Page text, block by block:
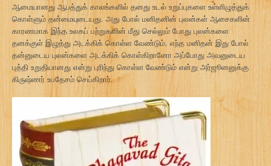
ஆமையானது ஆபத்துக் காலங்களில் தனது உடல் உறுப்புகளை உள்ளிழுத்துக்
கொள்ளும் தன்மையுடையது. அது போல் மனிதனின் புலன்கள் ஆசைகளின்
காரணமாக இந்த உலகப் பற்றுகளின் மீது செல்லும் போது புலன்களை
தனக்குள் இழுத்து அடக்கிக் கொள்ள வேண்டும். எந்த மனிதன் இது போல்
தன்னுடைய புலன்களை அடக்கிக் கொள்கிறானோ அப்போது அவனுடைய
புத்தி உறுதியானது என்று புரிந்து கொள்ள வேண்டும் என்று அர்ஜூனனுக்கு
கிருஷ்ணர் உபதேசம் செய்கிறார்.